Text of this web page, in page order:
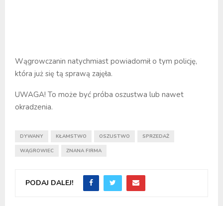
Wągrowczanin natychmiast powiadomił o tym policję,
która już się tą sprawą zajęła.
UWAGA! To może być próba oszustwa lub nawet
okradzenia.
DYWANY KŁAMSTWO OSZUSTWO SPRZEDAŻ
WĄGROWIEC ZNANA FIRMA
PODAJ DALEJ!